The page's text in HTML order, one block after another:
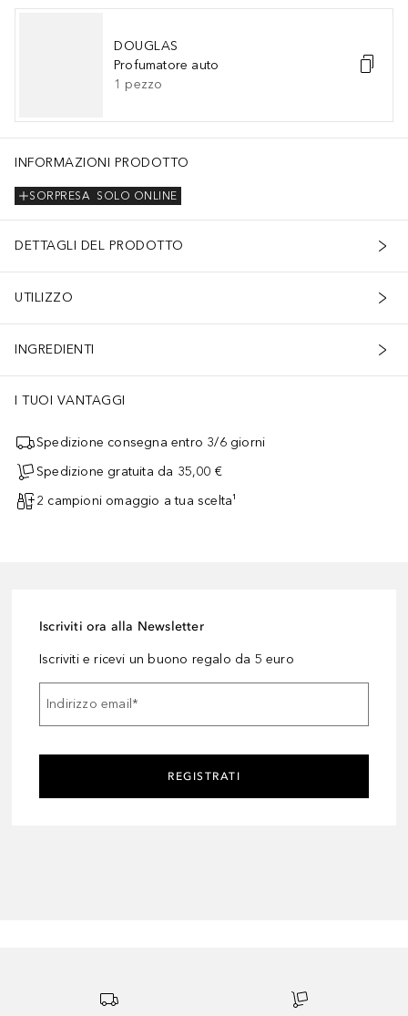
DOUGLAS
Profumatore auto
1 pezzo
INFORMAZIONI PRODOTTO
SOLO ONLINE
SORPRESA
DETTAGLI DEL PRODOTTO
UTILIZZO
INGREDIENTI
I TUOI VANTAGGI
Spedizione consegna entro 3/6 giorni
Spedizione gratuita da 35,00 €
2 campioni omaggio a tua scelta¹
Iscriviti ora alla Newsletter
Iscriviti e ricevi un buono regalo da 5 euro
Indirizzo email*
REGISTRATI